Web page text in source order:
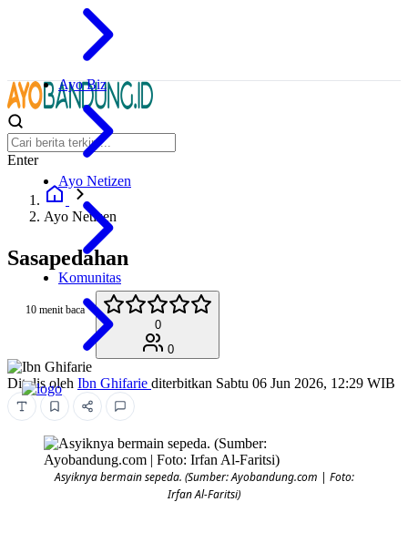
Ayo Biz
Ayo Netizen
Komunitas
Enter
Ayo Netizen
Sasapedahan
10 menit baca
0
0
Ditulis oleh Ibn Ghifarie diterbitkan Sabtu 06 Jun 2026, 12:29 WIB
Asyiknya bermain sepeda. (Sumber: Ayobandung.com | Foto:
Irfan Al-Faritsi)